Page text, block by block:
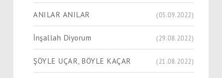
ANILAR ANILAR (03.09.2022)
İnşallah Diyorum (29.08.2022)
ŞÖYLE UÇAR, BÖYLE KAÇAR (21.08.2022)